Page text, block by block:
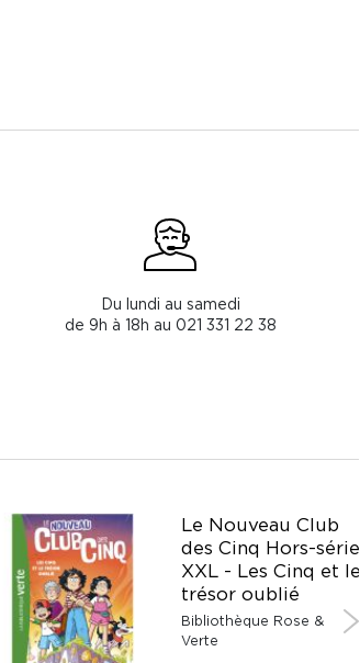
Du lundi au samedi
de 9h à 18h au 021 331 22 38
Le Nouveau Club
des Cinq Hors-série
XXL - Les Cinq et le
trésor oublié
Bibliothèque Rose &
Verte